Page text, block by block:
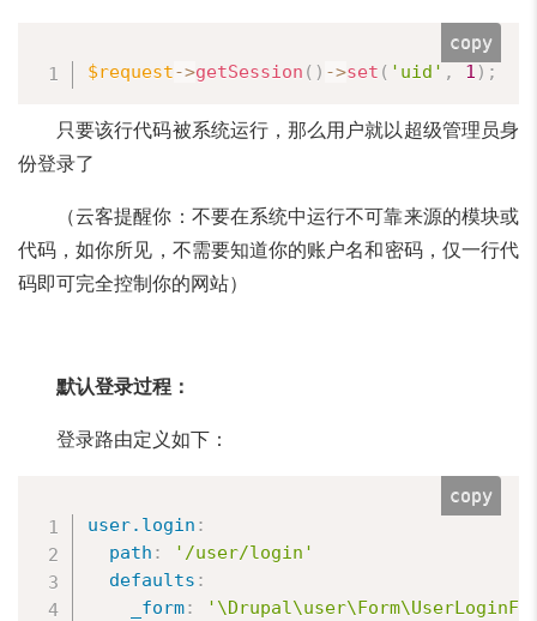
$request->getSession ( ) ->set ( 'uid' , 1 ) ;
copy
只要该行代码被系统运行，那么用户就以超级管理员身
份登录了
（云客提醒你：不要在系统中运行不可靠来源的模块或
代码，如你所见，不需要知道你的账户名和密码，仅一行代
码即可完全控制你的网站）
默认登录过程：
登录路由定义如下：
user.login :
path :
'/user/login'
defaults :
_form:
copy